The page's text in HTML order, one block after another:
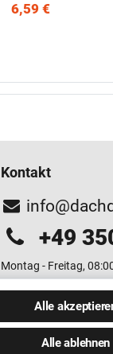
6,59 €
Kontakt
+49
Montag - Freitag,
dem Mobilfunknetz ggf.
Provider).
Alle
Alle ablehnen